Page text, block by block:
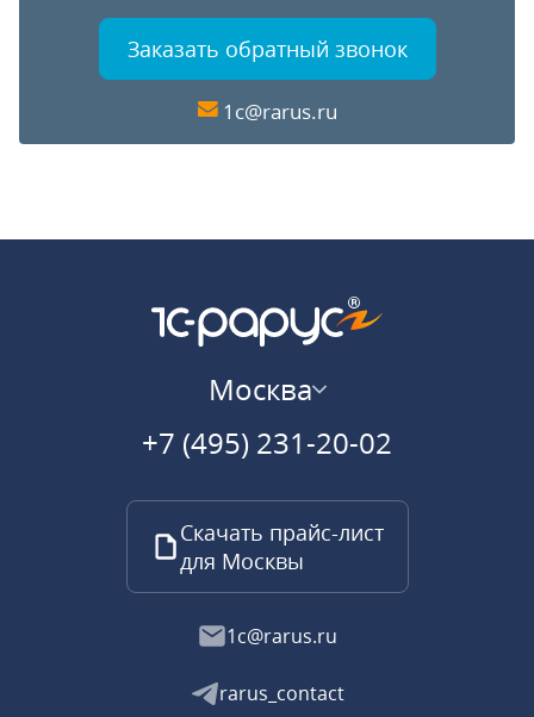
Заказать обратный звонок
1c@rarus.ru
Москва
+7 (495) 231-20-02
Скачать прайс-лист
для Москвы
1c@rarus.ru
rarus_contact